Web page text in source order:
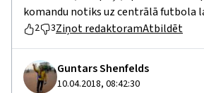
komandu notiks uz centrālā futbola
2 3Ziņot redaktoramAtbildēt
Guntars Shenfelds
10.04.2018, 08:42:30